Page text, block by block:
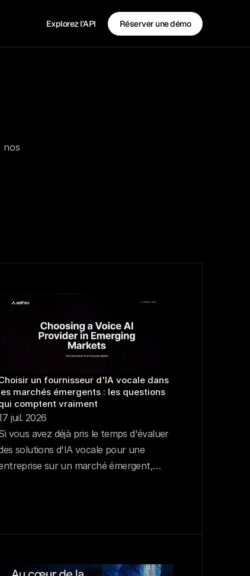
Explorez l'API Réserver une démo
nos
un fournisseur d'IA vocale dans
marchés émergents : les questions
comptent vraiment
juil. 2026
vous avez déjà pris le temps d'évaluer
solutions d'IA vocale pour une
sur un marché émergent,